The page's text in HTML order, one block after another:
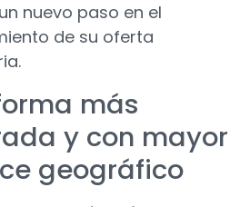
nuevo paso en el
de su oferta
más
y con mayor
geográfico